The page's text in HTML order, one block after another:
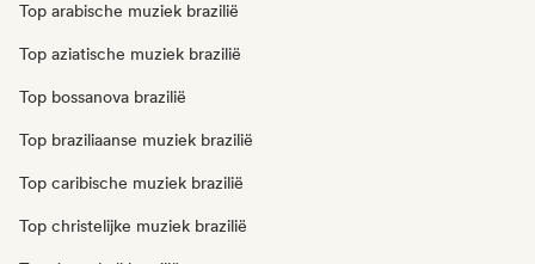
Top arabische muziek brazilië
Top aziatische muziek brazilië
Top bossanova brazilië
Top braziliaanse muziek brazilië
Top caribische muziek brazilië
Top christelijke muziek brazilië